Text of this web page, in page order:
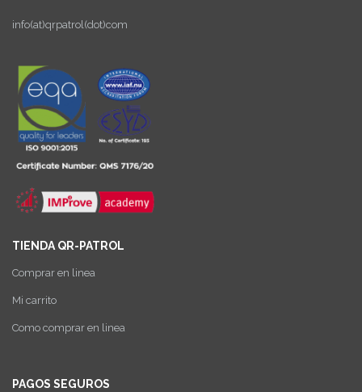
info(at)qrpatrol(dot)com
TIENDA QR-PATROL
Comprar en linea
Mi carrito
Como comprar en linea
PAGOS SEGUROS